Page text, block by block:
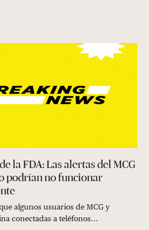
la FDA: Las alertas del MCG
podrían no funcionar
algunos usuarios de MCG y
conectadas a teléfonos...